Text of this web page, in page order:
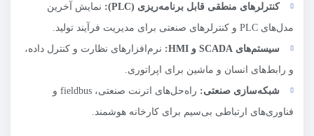
کنترلرهای منطقی قابل برنامه‌ریزی (PLC
): نمایش آخرین
مدل‌های PLC و کنترلرهای صنعتی برای مدیریت فرآیند تولید.
سیستم‌های SCADA و HMI
: نرم‌افزارهای نظارت و کنترل داده،
و رابط‌های انسان و ماشین برای اپراتوری.
شبکه‌سازی صنعتی:
راه‌حل‌های اترنت صنعتی، fieldbus و
فناوری‌های ارتباطی بی‌سیم برای کارخانه هوشمند.